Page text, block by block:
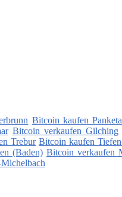
Bitcoin kaufen
Bitcoin verkaufen Gilching
Trebur Bitcoin kaufen
(Baden) Bitcoin verkaufen